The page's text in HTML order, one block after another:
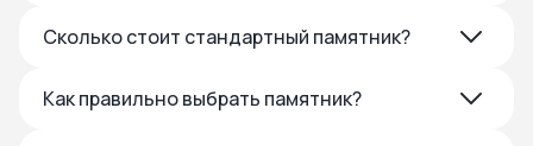
Сколько стоит стандартный памятник?
Как правильно выбрать памятник?